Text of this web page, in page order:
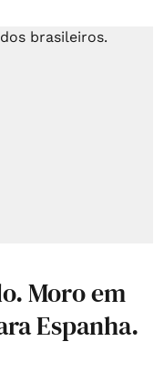
Moro em
Espanha.